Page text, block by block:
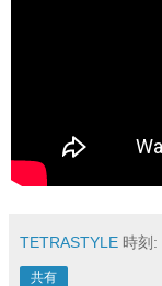
TETRASTYLE 時刻:
共有